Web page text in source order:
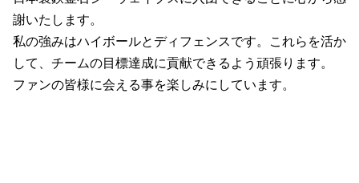
謝いたします。
私の強みはハイボールとディフェンスです。これらを活か
して、チームの⽬標達成に貢献できるよう頑張ります。
ファンの皆様に会える事を楽しみにしています。